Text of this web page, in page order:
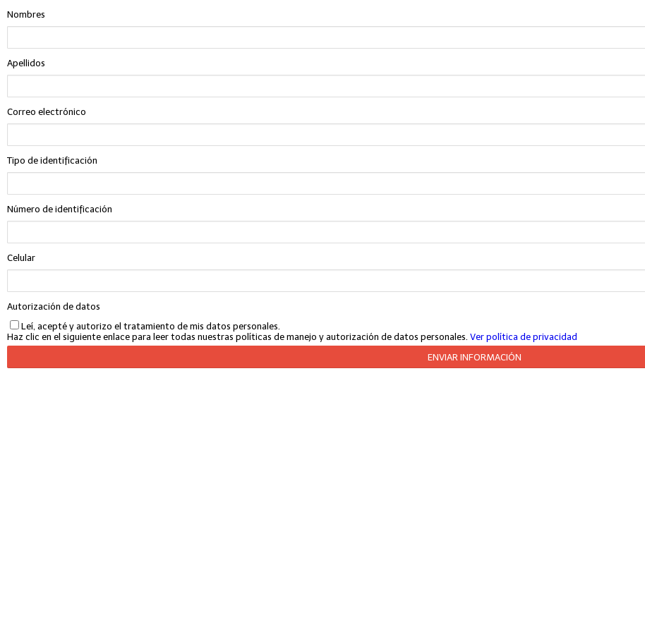
Nombres
Apellidos
Correo electrónico
Tipo de identificación
Número de identificación
Celular
Autorización de datos
Leí, acepté y autorizo el tratamiento de mis datos personales.
Haz clic en el siguiente enlace para leer todas nuestras políticas de manejo y autorización de datos personales. Ver política de privacidad